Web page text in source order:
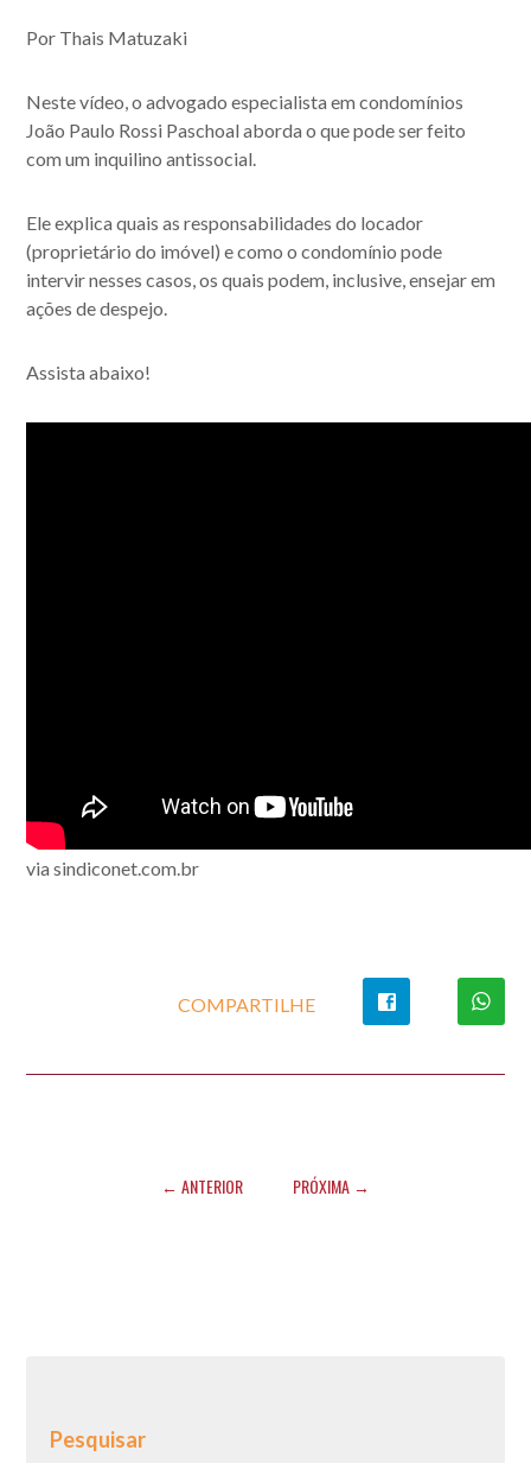
Acompanhe nossas
publicações.
Por Thais Matuzaki
Neste vídeo, o advogado especialista em condomínios
João Paulo Rossi Paschoal aborda o que pode ser feito
com um inquilino antissocial.
Ele explica quais as responsabilidades do locador
(proprietário do imóvel) e como o condomínio pode
intervir nesses casos, os quais podem, inclusive, ensejar em
ações de despejo.
Assista abaixo!
via sindiconet.com.br
COMPARTILHE
← ANTERIOR PRÓXIMA →
Pesquisar